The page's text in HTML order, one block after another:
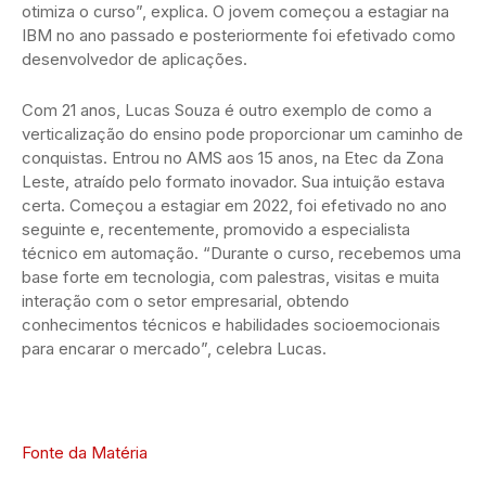
otimiza o curso”, explica. O jovem começou a estagiar na
IBM no ano passado e posteriormente foi efetivado como
desenvolvedor de aplicações.
Com 21 anos, Lucas Souza é outro exemplo de como a
verticalização do ensino pode proporcionar um caminho de
conquistas. Entrou no AMS aos 15 anos, na Etec da Zona
Leste, atraído pelo formato inovador. Sua intuição estava
certa. Começou a estagiar em 2022, foi efetivado no ano
seguinte e, recentemente, promovido a especialista
técnico em automação. “Durante o curso, recebemos uma
base forte em tecnologia, com palestras, visitas e muita
interação com o setor empresarial, obtendo
conhecimentos técnicos e habilidades socioemocionais
para encarar o mercado”, celebra Lucas.
Fonte da Matéria